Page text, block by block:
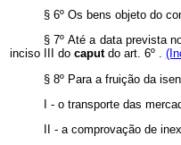
§ 6º Os bens objeto do
§ 7º Até a data prevista
inciso III do caput do art. 6º .
§ 8º Para a fruição da
I - o transporte das
II - a comprovação de